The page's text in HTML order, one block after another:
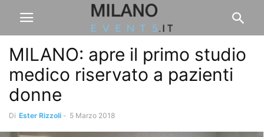
MILANO: apre il primo studio
medico riservato a pazienti
donne
Di Ester Rizzoli - 5 Marzo 2018